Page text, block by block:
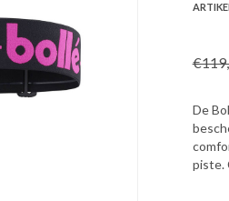
De
piste.